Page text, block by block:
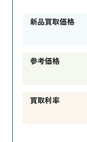
新品買取価格
参考価格
買取利率